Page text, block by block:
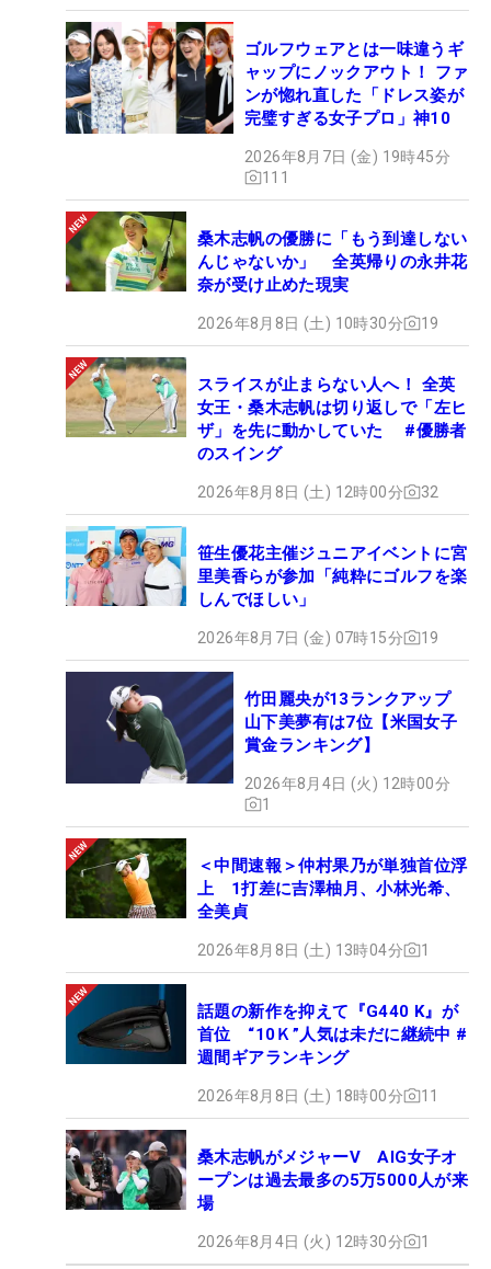
ゴルフウェアとは一味違うギ
ャップにノックアウト！ ファ
ンが惚れ直した「ドレス姿が
完璧すぎる女子プロ」神10
2026年8月7日 (金) 19時45分
111
桑木志帆の優勝に「もう到達しない
んじゃないか」 全英帰りの永井花
奈が受け止めた現実
2026年8月8日 (土) 10時30分 19
スライスが止まらない人へ！ 全英
女王・桑木志帆は切り返しで「左ヒ
ザ」を先に動かしていた #優勝者
のスイング
2026年8月8日 (土) 12時00分 32
笹生優花主催ジュニアイベントに宮
里美香らが参加「純粋にゴルフを楽
しんでほしい」
2026年8月7日 (金) 07時15分 19
竹田麗央が13ランクアップ
山下美夢有は7位【米国女子
賞金ランキング】
2026年8月4日 (火) 12時00分
1
＜中間速報＞仲村果乃が単独首位浮
上 1打差に吉澤柚月、小林光希、
全美貞
2026年8月8日 (土) 13時04分 1
話題の新作を抑えて『G440 K』が
首位 “10Ｋ”人気は未だに継続中 #
週間ギアランキング
2026年8月8日 (土) 18時00分 11
桑木志帆がメジャーV AIG女子オ
ープンは過去最多の5万5000人が来
場
2026年8月4日 (火) 12時30分 1